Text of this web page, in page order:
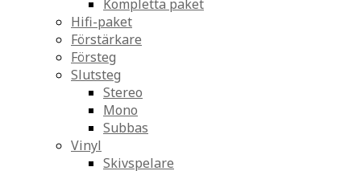
Kompletta paket
Hifi-paket
Förstärkare
Försteg
Slutsteg
Stereo
Mono
Subbas
Vinyl
Skivspelare